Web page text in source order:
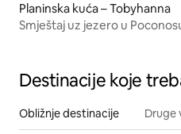
Planinska kuća – Tobyhanna
Smještaj uz jezero u
Destinacije koje
Obližnje destinacije Druge